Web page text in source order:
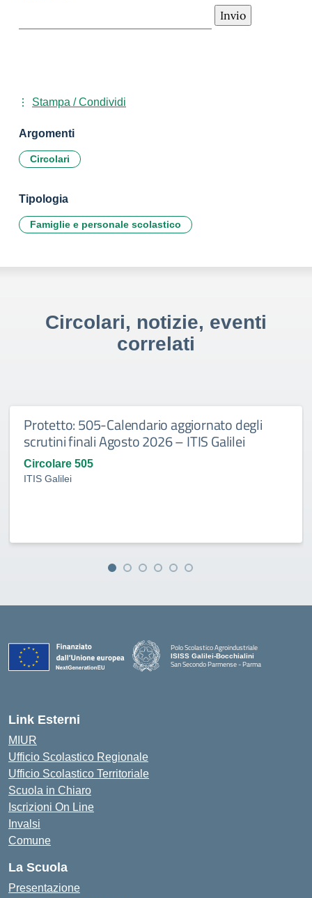
Stampa / Condividi
Argomenti
Circolari
Tipologia
Famiglie e personale scolastico
Circolari, notizie, eventi
correlati
Protetto: 505-Calendario aggiornato degli
scrutini finali Agosto 2026 – ITIS Galilei
Circolare 505
ITIS Galilei
Polo Scolastico Agroindustriale
ISISS Galilei-Bocchialini
San Secondo Parmense - Parma
Link Esterni
MIUR
Ufficio Scolastico Regionale
Ufficio Scolastico Territoriale
Scuola in Chiaro
Iscrizioni On Line
Invalsi
Comune
La Scuola
Presentazione